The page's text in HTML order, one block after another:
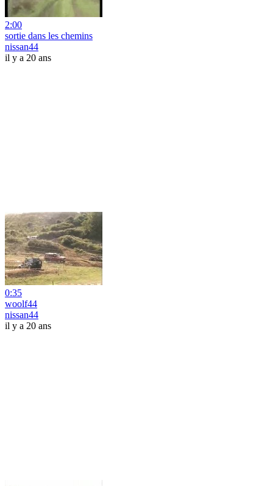
2:00
sortie dans les chemins
nissan44
il y a 20 ans
0:35
woolf44
nissan44
il y a 20 ans